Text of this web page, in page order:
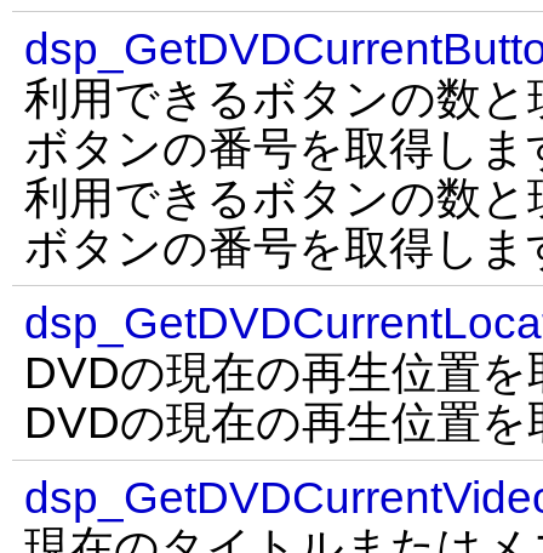
利用できるボタンの数
ボタンの番号を取得しま
利用できるボタンの数
ボタンの番号を取得しま
DVDの現在の再生位置
DVDの現在の再生位置